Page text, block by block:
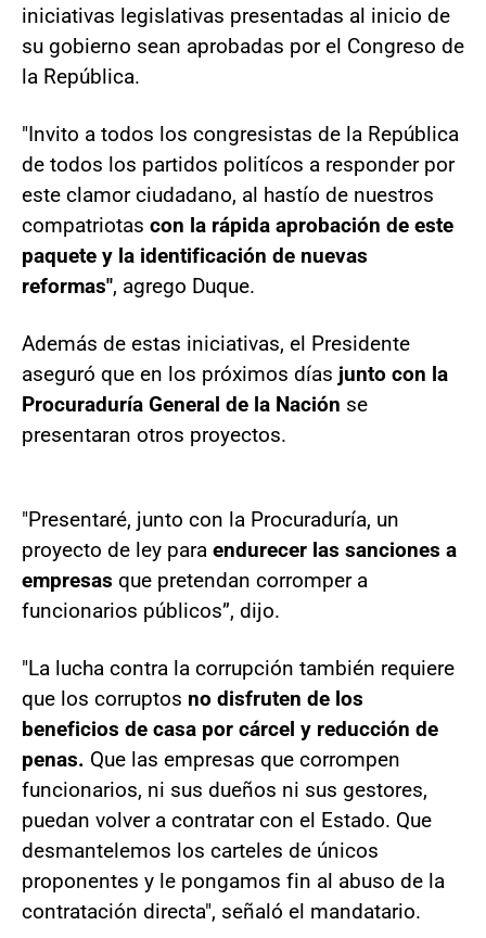
iniciativas legislativas presentadas al inicio de
su gobierno sean aprobadas por el Congreso de
la República.
"Invito a todos los congresistas de la República
de todos los partidos politícos a responder por
este clamor ciudadano, al hastío de nuestros
compatriotas con la rápida aprobación de este
paquete y la identificación de nuevas
reformas", agrego Duque.
Además de estas iniciativas, el Presidente
aseguró que en los próximos días junto con la
Procuraduría General de la Nación se
presentaran otros proyectos.
"Presentaré, junto con la Procuraduría, un
proyecto de ley para endurecer las sanciones a
empresas que pretendan corromper a
funcionarios públicos”, dijo.
"La lucha contra la corrupción también requiere
que los corruptos no disfruten de los
beneficios de casa por cárcel y reducción de
penas. Que las empresas que corrompen
funcionarios, ni sus dueños ni sus gestores,
puedan volver a contratar con el Estado. Que
desmantelemos los carteles de únicos
proponentes y le pongamos fin al abuso de la
contratación directa", señaló el mandatario.